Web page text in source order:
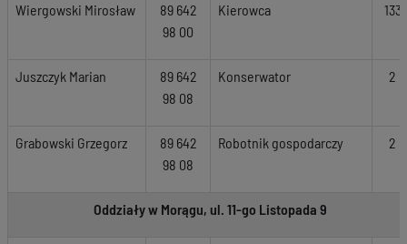
Wiergowski Mirosław
89 642
98 00
Kierowca 133
Juszczyk Marian
89 642
98 08
Konserwator 2
Grabowski Grzegorz
89 642
98 08
Robotnik gospodarczy 2
Oddziały w Morągu, ul. 11-go Listopada 9